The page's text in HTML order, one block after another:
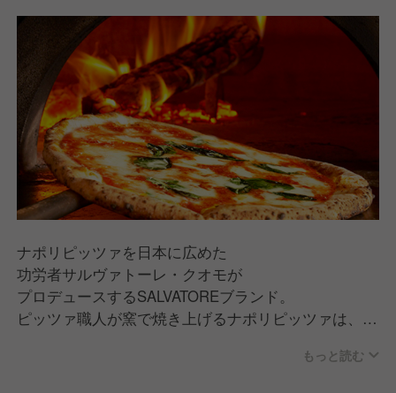
ナポリピッツァを日本に広めた
功労者サルヴァトーレ・クオモが
プロデュースするSALVATOREブランド。
ピッツァ職人が窯で焼き上げるナポリピッツァは、
もっと読む